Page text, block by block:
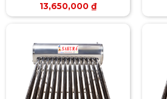
13,650,000 ₫